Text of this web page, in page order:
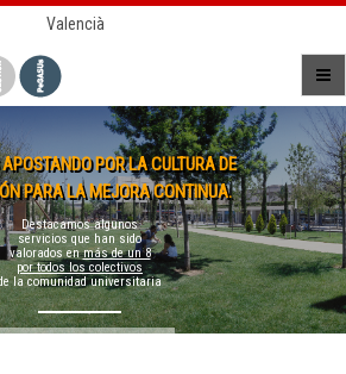
Valencià
POR LA CULTURA DE
PARA LA MEJORA CONTINUA.
Destacamos algunos
servicios que han sido
valorados enmás de un 8
por todos los colectivos
la comunidad universitaria